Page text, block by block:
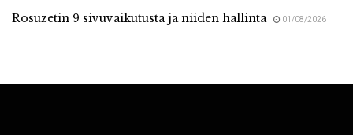
Rosuzetin 9 sivuvaikutusta ja niiden hallinta 01/08/2026